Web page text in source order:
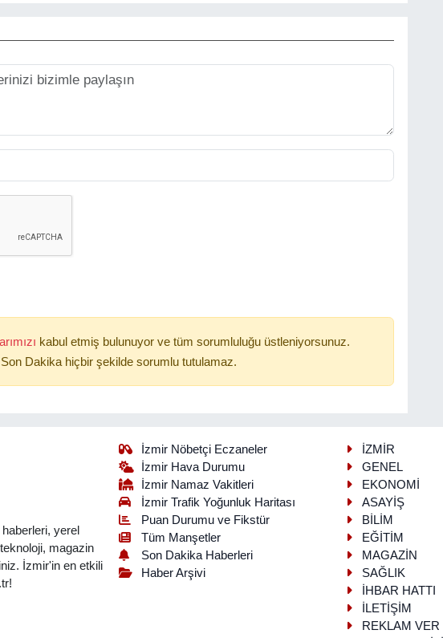
kabul etmiş bulunuyor ve tüm sorumluluğu üstleniyorsunuz.
Dakika hiçbir şekilde sorumlu tutulamaz.
yerel
magazin
İzmir'in en etkili
İzmir Nöbetçi Eczaneler
İzmir Hava Durumu
İzmir Namaz Vakitleri
İzmir Trafik Yoğunluk Haritası
Puan Durumu ve Fikstür
Tüm Manşetler
Son Dakika Haberleri
Haber Arşivi
İZMİR
GENEL
EKONOMİ
ASAYİŞ
BİLİM
EĞİTİM
MAGAZİN
SAĞLIK
İHBAR HATTI
İLETİŞİM
REKLAM VER